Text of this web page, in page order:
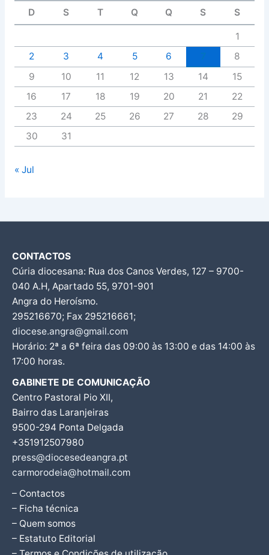
D S T Q Q S S
1
2
3 4 5 6
8
9
10 11 12 13 14
15
16
17 18 19 20 21
22
23
24 25 26 27 28
29
30
31
« Jul
CONTACTOS
Cúria diocesana: Rua dos Canos Verdes, 127 – 9700-
040 A.H, Apartado 55, 9701-901
Angra do Heroísmo.
295216670; Fax 295216661;
diocese.angra@gmail.com
Horário: 2ª a 6ª feira das 09:00 às 13:00 e das 14:00 às
17:00 horas.
GABINETE DE COMUNICAÇÃO
Centro Pastoral Pio XII,
Bairro das Laranjeiras
9500-294 Ponta Delgada
+351912507980
press@diocesedeangra.pt
carmorodeia@hotmail.com
– Contactos
– Ficha técnica
– Quem somos
– Estatuto Editorial